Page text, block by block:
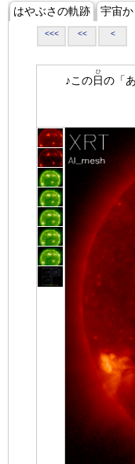
はやぶさの軌跡 宇宙
<<< << <
♪この日
ひ
の「